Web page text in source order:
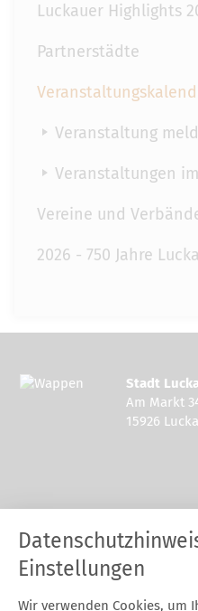
Luckauer Highlights
Partnerstädte
Veranstaltung
Veranstaltungen
Vereine und
2026 - 750 Jahre
Stadt
Am Markt
15926
Tel.: 03544 - 594 0
Fax: 03544 - 2948
E-Mail:stadt@luckau.de
Einstellungen
Wir verwenden Cookies, um